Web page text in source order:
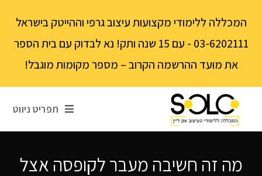
המכללה ללימודי מקצועות עיצוב גרפי וההייטק בישראל
03-6202111 - עם 15 שנה ותק! נא לבדוק עם בית הספר
את מועד ההרשמה הקרוב – מספר מקומות מוגבל!
תפריט ניווט
מה זה חשיבה מעבר לקופסה אצל